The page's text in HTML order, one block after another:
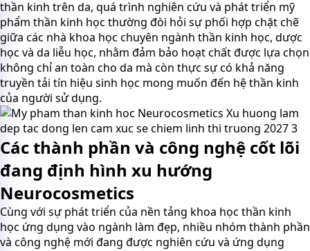
thần kinh trên da, quá trình nghiên cứu và phát triển mỹ
phẩm thần kinh học thường đòi hỏi sự phối hợp chặt chẽ
giữa các nhà khoa học chuyên ngành thần kinh học, dược
học và da liễu học, nhằm đảm bảo hoạt chất được lựa chọn
không chỉ an toàn cho da mà còn thực sự có khả năng
truyền tải tín hiệu sinh học mong muốn đến hệ thần kinh
của người sử dụng.
Các thành phần và công nghệ cốt lõi
đang định hình xu hướng
Neurocosmetics
Cùng với sự phát triển của nền tảng khoa học thần kinh
học ứng dụng vào ngành làm đẹp, nhiều nhóm thành phần
và công nghệ mới đang được nghiên cứu và ứng dụng